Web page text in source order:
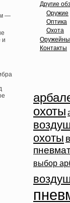
—
и
Другие
Оружие
Оптика
Охота
Контакты
охоты
охоты
выбор